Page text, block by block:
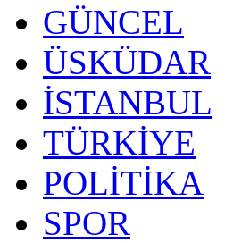
GÜNCEL
ÜSKÜDAR
İSTANBUL
TÜRKİYE
POLİTİKA
SPOR